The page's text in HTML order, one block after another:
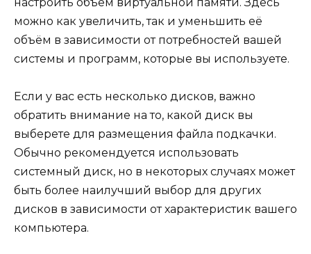
можно как увеличить, так и уменьшить её
объём в зависимости от потребностей вашей
системы и программ, которые вы используете.
Если у вас есть несколько дисков, важно
обратить внимание на то, какой диск вы
выберете для размещения файла подкачки.
Обычно рекомендуется использовать
системный диск, но в некоторых случаях может
быть более наилучший выбор для других
дисков в зависимости от характеристик вашего
компьютера.